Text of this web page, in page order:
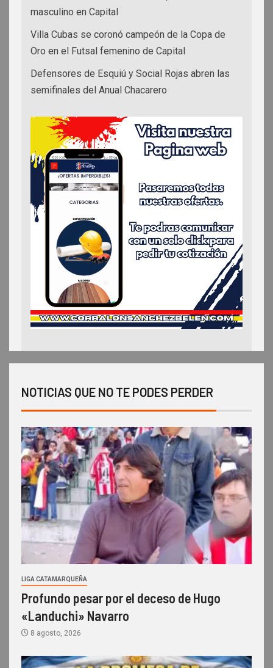
masculino en Capital
Villa Cubas se coronó campeón de la Copa de
Oro en el Futsal femenino de Capital
Defensores de Esquiú y Social Rojas abren las
semifinales del Anual Chacarero
NOTICIAS QUE NO TE PODES PERDER
LIGA CATAMARQUEÑA
Profundo pesar por el deceso de Hugo
«Landuchi» Navarro
8 agosto, 2026